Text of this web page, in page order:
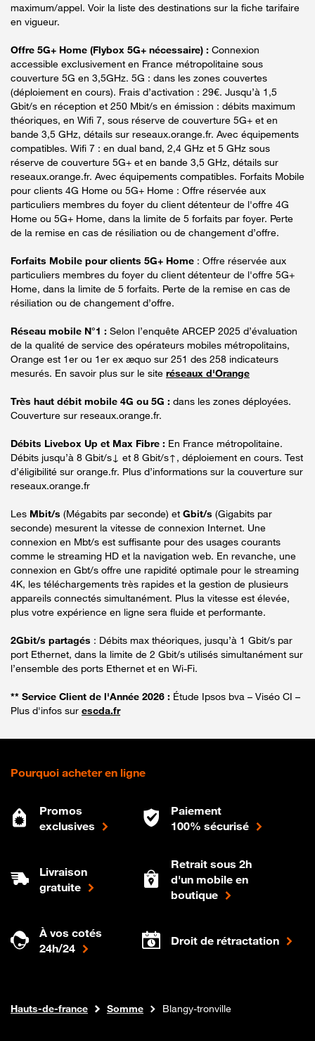
maximum/appel. Voir la liste des destinations sur la fiche tarifaire
en vigueur.
Offre 5G+ Home (Flybox 5G+ nécessaire) : Connexion
accessible exclusivement en France métropolitaine sous
couverture 5G en 3,5GHz. 5G : dans les zones couvertes
(déploiement en cours). Frais d’activation : 29€. Jusqu’à 1,5
Gbit/s en réception et 250 Mbit/s en émission : débits maximum
théoriques, en Wifi 7, sous réserve de couverture 5G+ et en
bande 3,5 GHz, détails sur reseaux.orange.fr. Avec équipements
compatibles. Wifi 7 : en dual band, 2,4 GHz et 5 GHz sous
réserve de couverture 5G+ et en bande 3,5 GHz, détails sur
reseaux.orange.fr. Avec équipements compatibles. Forfaits Mobile
pour clients 4G Home ou 5G+ Home : Offre réservée aux
particuliers membres du foyer du client détenteur de l'offre 4G
Home ou 5G+ Home, dans la limite de 5 forfaits par foyer. Perte
de la remise en cas de résiliation ou de changement d’offre.
Forfaits Mobile pour clients 5G+ Home : Offre réservée aux
particuliers membres du foyer du client détenteur de l'offre 5G+
Home, dans la limite de 5 forfaits. Perte de la remise en cas de
résiliation ou de changement d’offre.
Réseau mobile N°1 : Selon l’enquête ARCEP 2025 d’évaluation
de la qualité de service des opérateurs mobiles métropolitains,
Orange est 1er ou 1er ex æquo sur 251 des 258 indicateurs
mesurés. En savoir plus sur le site réseaux d'Orange
Très haut débit mobile 4G ou 5G : dans les zones déployées.
Couverture sur reseaux.orange.fr.
Débits Livebox Up et Max Fibre : En France métropolitaine.
Débits jusqu’à 8 Gbit/s↓ et 8 Gbit/s↑, déploiement en cours. Test
d’éligibilité sur orange.fr. Plus d’informations sur la couverture sur
reseaux.orange.fr
Les Mbit/s (Mégabits par seconde) et Gbit/s (Gigabits par
seconde) mesurent la vitesse de connexion Internet. Une
connexion en Mbt/s est suffisante pour des usages courants
comme le streaming HD et la navigation web. En revanche, une
connexion en Gbt/s offre une rapidité optimale pour le streaming
4K, les téléchargements très rapides et la gestion de plusieurs
appareils connectés simultanément. Plus la vitesse est élevée,
plus votre expérience en ligne sera fluide et performante.
2Gbit/s partagés : Débits max théoriques, jusqu’à 1 Gbit/s par
port Ethernet, dans la limite de 2 Gbit/s utilisés simultanément sur
l’ensemble des ports Ethernet et en Wi-Fi.
** Service Client de l'Année 2026 : Étude Ipsos bva – Viséo CI –
Plus d'infos sur escda.fr
Pourquoi acheter en ligne
Promos
exclusives
Paiement
100% sécurisé
Livraison
gratuite
Retrait sous 2h
d'un mobile en
boutique
À vos cotés
24h/24
Droit de rétractation
Boutique Orange
Internet fibre
Hauts-de-france Somme Blangy-tronville